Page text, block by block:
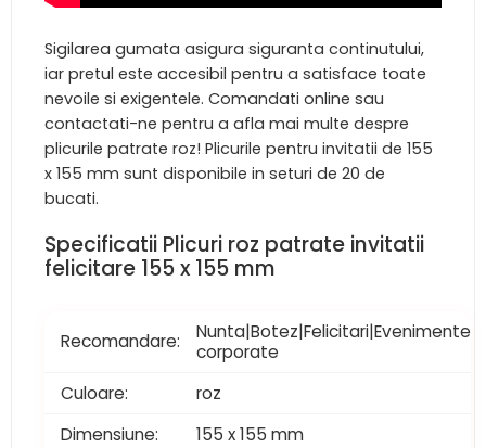
Sigilarea gumata asigura siguranta continutului,
iar pretul este accesibil pentru a satisface toate
nevoile si exigentele. Comandati online sau
contactati-ne pentru a afla mai multe despre
plicurile patrate roz! Plicurile pentru invitatii de 155
x 155 mm sunt disponibile in seturi de 20 de
bucati.
Specificatii Plicuri roz patrate invitatii
felicitare 155 x 155 mm
Recomandare:
Nunta|Botez|Felicitari|Evenimente
corporate
Culoare:
roz
Dimensiune:
155 x 155 mm